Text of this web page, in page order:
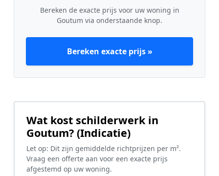
Bereken de exacte prijs voor uw woning in
Goutum via onderstaande knop.
Bereken exacte prijs »
Wat kost schilderwerk in
Goutum? (Indicatie)
Let op: Dit zijn gemiddelde richtprijzen per m².
Vraag een offerte aan voor een exacte prijs
afgestemd op uw woning.